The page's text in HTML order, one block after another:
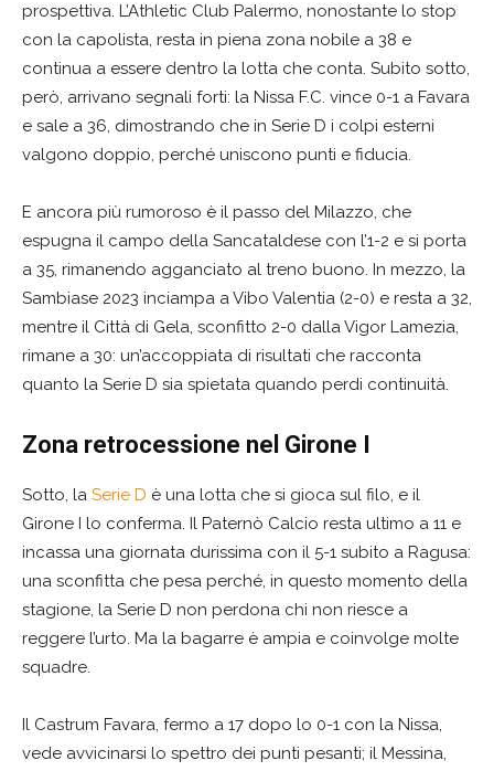
prospettiva. L’Athletic Club Palermo, nonostante lo stop
con la capolista, resta in piena zona nobile a 38 e
continua a essere dentro la lotta che conta. Subito sotto,
però, arrivano segnali forti: la Nissa F.C. vince 0-1 a Favara
e sale a 36, dimostrando che in Serie D i colpi esterni
valgono doppio, perché uniscono punti e fiducia.
E ancora più rumoroso è il passo del Milazzo, che
espugna il campo della Sancataldese con l’1-2 e si porta
a 35, rimanendo agganciato al treno buono. In mezzo, la
Sambiase 2023 inciampa a Vibo Valentia (2-0) e resta a 32,
mentre il Città di Gela, sconfitto 2-0 dalla Vigor Lamezia,
rimane a 30: un’accoppiata di risultati che racconta
quanto la Serie D sia spietata quando perdi continuità.
Zona retrocessione nel Girone I
Sotto, la Serie D è una lotta che si gioca sul filo, e il
Girone I lo conferma. Il Paternò Calcio resta ultimo a 11 e
incassa una giornata durissima con il 5-1 subito a Ragusa:
una sconfitta che pesa perché, in questo momento della
stagione, la Serie D non perdona chi non riesce a
reggere l’urto. Ma la bagarre è ampia e coinvolge molte
squadre.
Il Castrum Favara, fermo a 17 dopo lo 0-1 con la Nissa,
vede avvicinarsi lo spettro dei punti pesanti; il Messina,